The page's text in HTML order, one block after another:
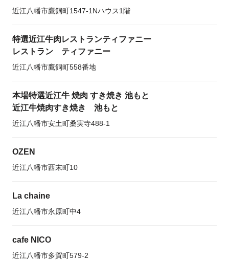
近江八幡市鷹飼町1547-1Nハウス1階
特選近江牛肉レストランティファニー
レストラン ティファニー
近江八幡市鷹飼町558番地
本場特選近江牛 焼肉 すき焼き 池もと
近江牛焼肉すき焼き 池もと
近江八幡市安土町桑実寺488-1
OZEN
近江八幡市西末町10
La chaine
近江八幡市永原町中4
cafe NICO
近江八幡市多賀町579-2